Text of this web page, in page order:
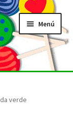
Menú
verde